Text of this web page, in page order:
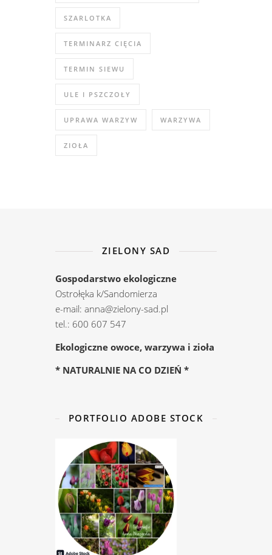
SZARLOTKA
TERMINARZ CIĘCIA
TERMIN SIEWU
ULE I PSZCZOŁY
UPRAWA WARZYW WARZYWA
ZIOŁA
ZIELONY SAD
Gospodarstwo ekologiczne
Ostrołęka k/Sandomierza
e-mail: anna@zielony-sad.pl
tel.: 600 607 547
Ekologiczne owoce, warzywa i zioła
* NATURALNIE NA CO DZIEŃ *
PORTFOLIO ADOBE STOCK